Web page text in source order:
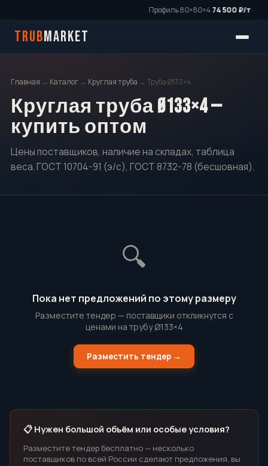
Профиль 80×80×474 500 ₽/т·
TRUBMARKET
Главная → Каталог → Круглая труба → Труба Ø133×4
Круглая труба Ø133×4 —
купить оптом
Цены поставщиков, наличие на складах, таблица
веса. ГОСТ 10704-91 (э/с), ГОСТ 8732-78 (бесшовная).
🔍
Пока нет предложений по этому размеру
Разместите тендер — поставщики откликнутся с
ценами на трубу Ø133×4
Разместить тендер →
📋 Нужен большой объём или особые условия?
Разместите тендер бесплатно — несколько
поставщиков по всей России сделают предложения, вы